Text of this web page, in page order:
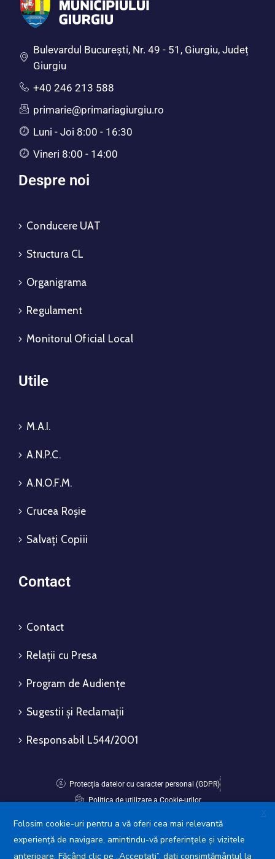
Bulevardul Bucureşti, Nr. 49 - 51, Giurgiu, Județ
Giurgiu
+40 246 213 588
primarie@primariagiurgiu.ro
Luni - Joi 8:00 - 16:30
Vineri 8:00 - 14:00
Despre noi
Conducere UAT
Structura CL
Organigrama
Regulament
Monitorul Oficial Local
Utile
M.A.I.
A.N.P.C.
A.N.O.F.M.
Crucea Roșie
Salvați Copiii
Contact
Contact
Relații cu Presa
Program de Audiențe
Sugestii și Reclamații
Responsabil L544/2001
Protecția datelor cu caracter personal (GDPR)
Politica de utilizare a Cookie-urilor
Avansis Mobile
X
Folosim cookie-uri pentru a vă oferi cea mai relevantă
experiență de navigare, amintindu-vă preferințele și vizitele
anterioare. Făcând clic pe „Acceptați”, dați consimțământul la